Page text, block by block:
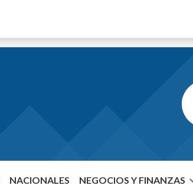
NACIONALES NEGOCIOS Y FINANZAS